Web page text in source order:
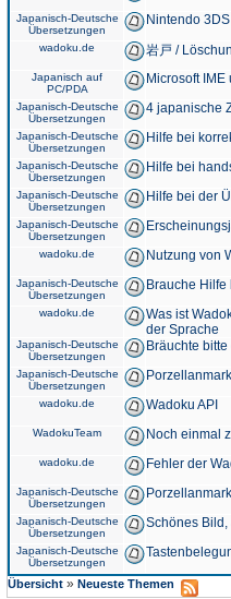
Japanisch-Deutsche
Übersetzungen
Nintendo
wadoku.de 岩戸 /
Japanisch auf
PC/PDA
Microsoft
Japanisch-Deutsche
Übersetzungen
4 japanische
Japanisch-Deutsche
Übersetzungen
Hilfe bei
Japanisch-Deutsche
Übersetzungen
Hilfe bei
Japanisch-Deutsche
Übersetzungen
Hilfe bei der
Japanisch-Deutsche
Übersetzungen
wadoku.de Nutzung von
Japanisch-Deutsche
Übersetzungen
Brauche
wadoku.de
Was ist
der Sprache
Japanisch-Deutsche
Übersetzungen
Bräuchte
Japanisch-Deutsche
Übersetzungen
wadoku.de Wadoku API
WadokuTeam Noch einmal
wadoku.de Fehler der
Japanisch-Deutsche
Übersetzungen
Japanisch-Deutsche
Übersetzungen
Schönes
Japanisch-Deutsche
Übersetzungen
Übersicht » Neueste Themen